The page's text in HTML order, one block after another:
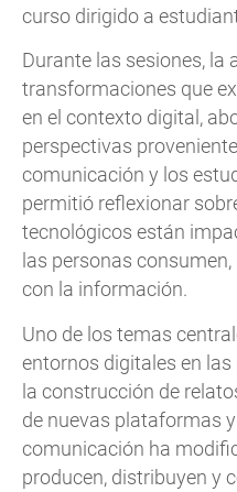
curso dirigido a
Durante las sesiones, la
transformaciones que
en el contexto digital,
perspectivas
comunicación y los
permitió reflexionar
tecnológicos están
las personas
con la información.
Uno de los temas
entornos digitales en
la construcción de
de nuevas plataformas
comunicación ha
producen, distribuyen y